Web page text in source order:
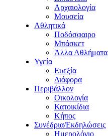
Αρχαιολογία
Μουσεία
Αθλητικά
Ποδόσφαιρο
Μπάσκετ
Άλλα Αθλήματα
Υγεία
Ευεξία
Διάφορα
Περιβάλλον
Οικολογία
Κατοικίδια
Κήπος
Συνέδρια/Εκδηλώσεις
Ημερολόγιο